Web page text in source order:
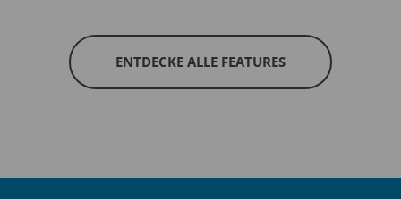
ENTDECKE ALLE FEATURES